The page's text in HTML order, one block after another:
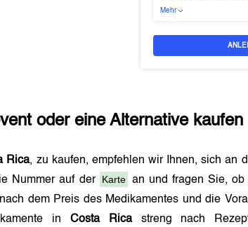
Mehr
oder eine Alternative kaufen
Rica, zu kaufen, empfehlen wir Ihnen, sich an
Nummer auf der Karte an und fragen Sie, ob
dem Preis des Medikamentes und die
in Costa Ricastreng nach